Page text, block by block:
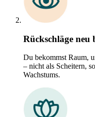
Rückschläge neu
Du bekommst Raum,
– nicht als Scheitern,
Wachstums.